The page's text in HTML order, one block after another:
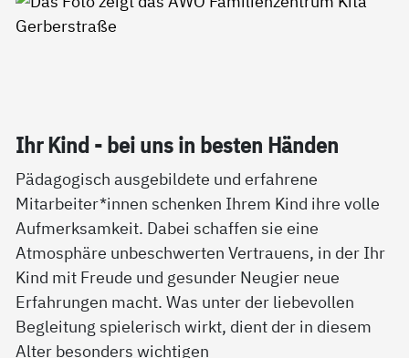
Ihr Kind - bei uns in bes­ten Hän­den
Pädagogisch ausgebildete und erfahrene
Mitarbeiter*innen schenken Ihrem Kind ihre volle
Aufmerksamkeit. Dabei schaffen sie eine
Atmosphäre unbeschwerten Vertrauens, in der Ihr
Kind mit Freude und gesunder Neugier neue
Erfahrungen macht. Was unter der liebevollen
Begleitung spielerisch wirkt, dient der in diesem
Alter besonders wichtigen